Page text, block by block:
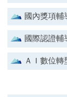
國內獎項輔
國際認證輔
ＡＩ數位轉